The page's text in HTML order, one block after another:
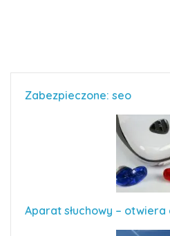
Zabezpieczone: seo
Aparat słuchowy – otwiera